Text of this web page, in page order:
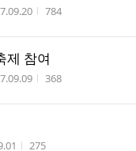
성시간 조회수
784
제 참여
성시간 조회수
368
간 조회수
275